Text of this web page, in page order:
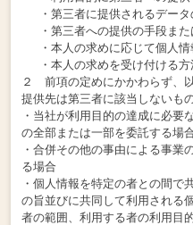
・第三者に提供されるデータ
・第三者への提供の手段ま
・本人の求めに応じて個人
・本人の求めを受け付ける方
２ 前項の定めにかかわらず、
提供先は第三者に該当しないも
・当社が利用目的の達成に必要
の全部または一部を委託する場
・合併その他の事由による事業
る場合
・個人情報を特定の者との間で
の旨並びに共同して利用される
者の範囲、利用する者の利用目